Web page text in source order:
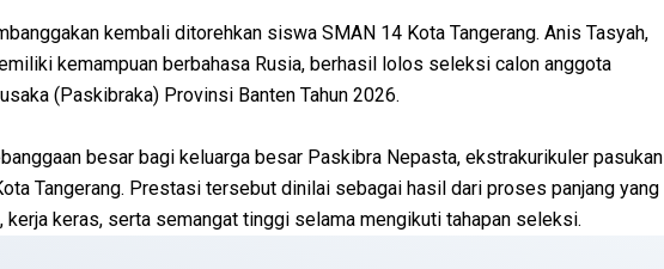
kembali ditorehkan siswa SMAN 14 Kota Tangerang. Anis Tasyah,
kemampuan berbahasa Rusia, berhasil lolos seleksi calon anggota
(Paskibraka) Provinsi Banten Tahun 2026.
besar bagi keluarga besar Paskibra Nepasta, ekstrakurikuler pasukan
Tangerang. Prestasi tersebut dinilai sebagai hasil dari proses panjang yang
kerja keras, serta semangat tinggi selama mengikuti tahapan seleksi.